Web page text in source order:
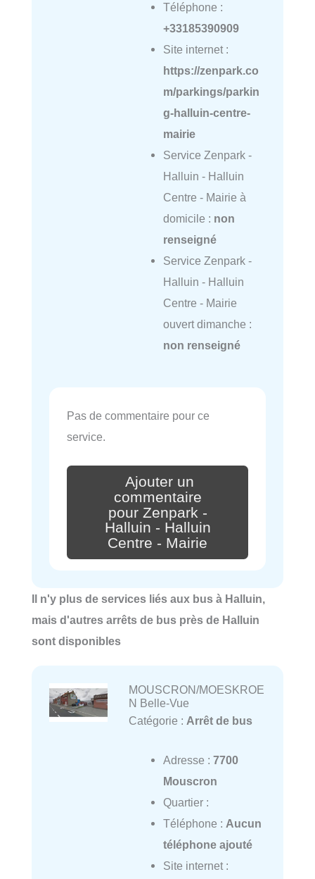
Téléphone :
+33185390909
Site internet :
https://zenpark.co
m/parkings/parkin
g-halluin-centre-
mairie
Service Zenpark -
Halluin - Halluin
Centre - Mairie à
domicile : non
renseigné
Service Zenpark -
Halluin - Halluin
Centre - Mairie
ouvert dimanche :
non renseigné
Pas de commentaire pour ce
service.
Ajouter un
commentaire
pour Zenpark -
Halluin - Halluin
Centre - Mairie
Il n'y plus de services liés aux bus à Halluin,
mais d'autres arrêts de bus près de Halluin
sont disponibles
MOUSCRON/MOESKROE
N Belle-Vue
Catégorie : Arrêt de bus
Adresse : 7700
Mouscron
Quartier :
Téléphone : Aucun
téléphone ajouté
Site internet :